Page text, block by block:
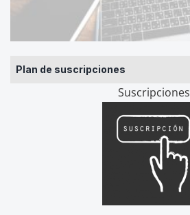
Plan de suscripciones
Suscripciones